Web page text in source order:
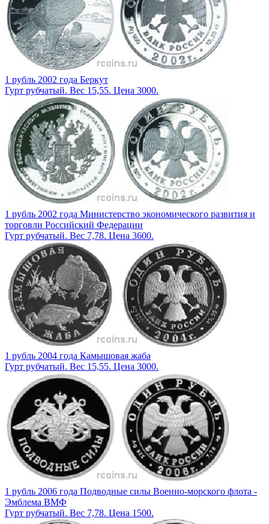
1 рубль 2002 года Беркут
Гурт рубчатый. Вес 15,55. Цена 3000.
1 рубль 2002 года Министерство экономического развития и
торговли Российский Федерации
Гурт рубчатый. Вес 7,78. Цена 3600.
1 рубль 2004 года Камышовая жаба
Гурт рубчатый. Вес 15,55. Цена 3000.
1 рубль 2006 года Подводные силы Военно-морского флота -
Эмблема ВМФ
Гурт рубчатый. Вес 7,78. Цена 1500.